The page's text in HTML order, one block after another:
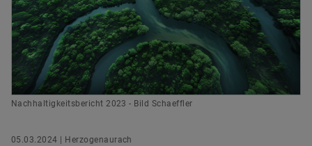
Digitale Lösungen
Markenschutz
Events & Formula Student
Social News
Newsletter
Termine & Veranstaltungen
Leiter Konzernkommunikation & Public Affairs
Schaeffler AG
Herzogenaurach
+49 9132 82 8901
Jetzt bestellen
Nachhaltigkeitsbericht 2023 - Bild Schaeffler
05.03.2024 | Herzogenaurach